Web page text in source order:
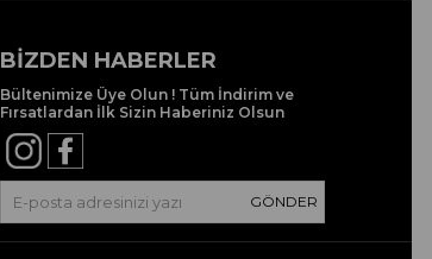
BIZDEN HABERLER
Bültenimize Üye Olun ! Tüm İndirim ve
Fırsatlardan İlk Sizin Haberiniz Olsun
GÖNDER